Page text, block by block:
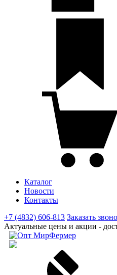
Каталог
Новости
Контакты
+7 (4832) 606-813 Заказать
Актуальные цены и акции -